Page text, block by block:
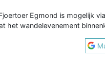
Egmond is mogelijk
het wandelevenement